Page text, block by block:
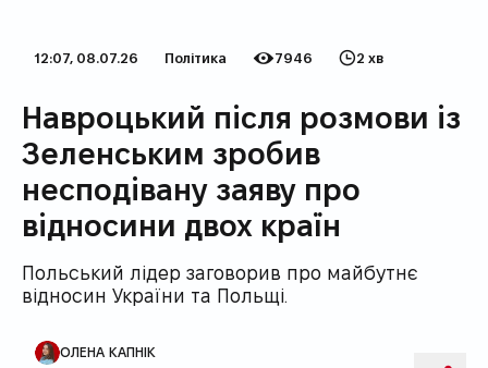
Дата публікації
12:07, 08.07.26
Категорія
Політика
Кількість переглядів
7946
Час на прочитання
2 хв
Навроцький після розмови із
Зеленським зробив
несподівану заяву про
відносини двох країн
Польський лідер заговорив про майбутнє
відносин України та Польщі.
Автор публікації
ОЛЕНА КАПНІК